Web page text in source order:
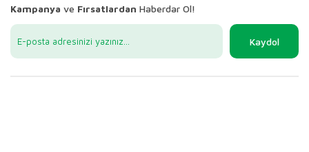
Kampanya ve Fırsatlardan Haberdar Ol!
Kaydol